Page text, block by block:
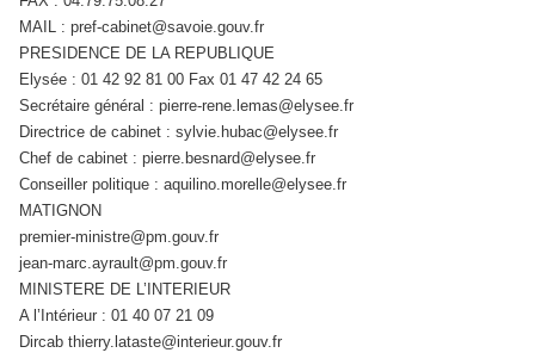
MAIL : pref-cabinet@savoie.gouv.fr
PRESIDENCE DE LA REPUBLIQUE
Elysée : 01 42 92 81 00 Fax 01 47 42 24 65
Secrétaire général : pierre-rene.lemas@elysee.fr
Directrice de cabinet : sylvie.hubac@elysee.fr
Chef de cabinet : pierre.besnard@elysee.fr
Conseiller politique : aquilino.morelle@elysee.fr
MATIGNON
premier-ministre@pm.gouv.fr
jean-marc.ayrault@pm.gouv.fr
MINISTERE DE L’INTERIEUR
A l’Intérieur : 01 40 07 21 09
Dircab thierry.lataste@interieur.gouv.fr